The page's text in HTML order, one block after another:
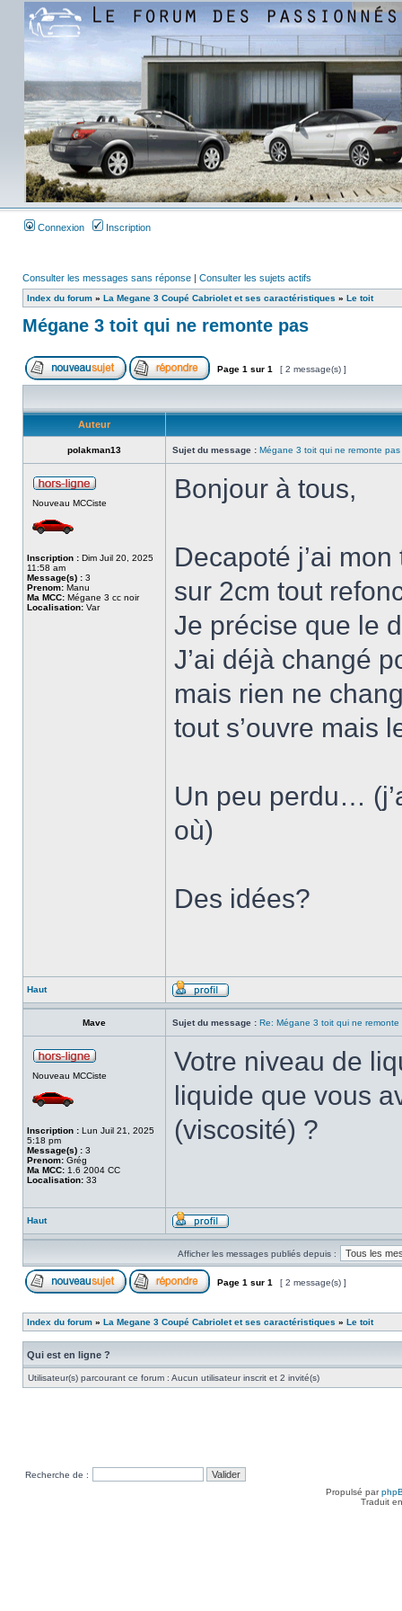
Connexion Inscription
Consulter les messages sans réponse | Consulter les sujets actifs
Index du forum » La Megane 3 Coupé Cabriolet et ses caractéristiques » Le toit
Mégane 3 toit qui ne remonte pas
Page 1 sur 1 [ 2 message(s) ]
Auteur
polakman13 Sujet du message : Mégane 3 toit qui ne remonte pas
Nouveau MCCiste
Inscription : Dim Juil 20, 2025
11:58 am
Message(s) : 3
Prenom: Manu
Ma MCC: Mégane 3 cc noir
Localisation: Var
Bonjour à tous,
Decapoté j’ai
sur 2cm tout
Je précise que le
J’ai déjà changé
mais rien ne
tout s’ouvre mais
Un peu perdu…
où)
Des idées?
Haut
Mave Sujet du message : Re: Mégane 3 toit qui ne remonte
Nouveau MCCiste
Inscription : Lun Juil 21, 2025
5:18 pm
Message(s) : 3
Prenom: Grég
Ma MCC: 1.6 2004 CC
Localisation: 33
Votre niveau de
liquide que vous
(viscosité) ?
Haut
Afficher les messages publiés depuis :
Page 1 sur 1 [ 2 message(s) ]
Index du forum » La Megane 3 Coupé Cabriolet et ses caractéristiques » Le toit
Qui est en ligne ?
Utilisateur(s) parcourant ce forum : Aucun utilisateur inscrit et 2 invité(s)
Recherche de :
Propulsé par
Traduit